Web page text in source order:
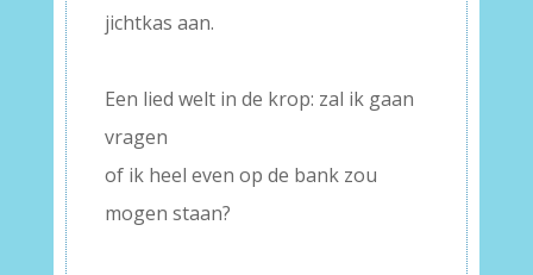
jichtkas aan.
Een lied welt in de krop: zal ik gaan
vragen
of ik heel even op de bank zou
mogen staan?